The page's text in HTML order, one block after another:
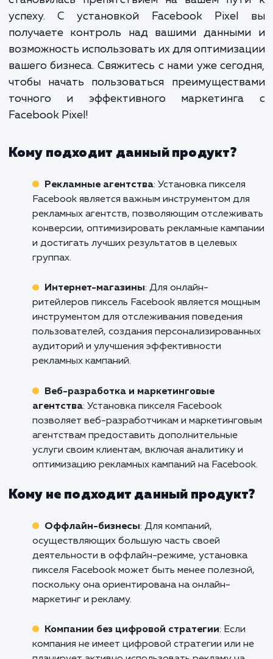
взаимодействуют с вашим
после просмотра вашей
Facebook. Это дает вам
контроль над вашими
кампаниями и позволяет
принимать основанные на
решения для увеличения вашего
Не допускайте, чтобы
становилась препятствием на вашем
успеху. С установкой Facebook
получаете контроль над вашими
возможность использовать их для
вашего бизнеса. Свяжитесь с нами уже
чтобы начать пользоваться
точного и эффективного
Кому подходит данный продукт?
Рекламные агентства: Установка пикселя
Facebook является важным инструментом
рекламных агентств, позволяющим
конверсии, оптимизировать рекламные
и достигать лучших результатов в целевых
группах.
Интернет-магазины: Для онлайн-
ритейлеров пиксель Facebook является
инструментом для отслеживания поведения
аудиторий и улучшения эффективности
рекламных кампаний.